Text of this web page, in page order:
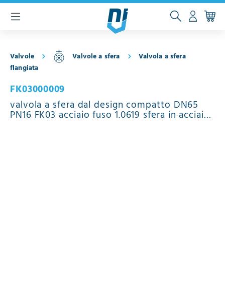
principale
Valvole Valvole a sfera
Valvola a sfera
flangiata
FK03000009
valvola a sfera dal design compatto DN65
PN16 FK03 acciaio fuso 1.0619 sfera in acciaio